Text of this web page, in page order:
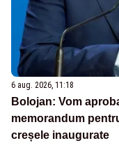
6 aug. 2026, 11:18
Bolojan: Vom
memorandum
creșele inaugurate